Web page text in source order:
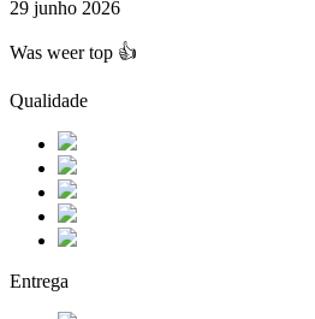
29 junho 2026
Was weer top 👍
Qualidade
Entrega